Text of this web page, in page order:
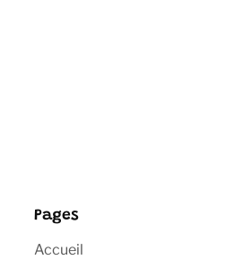
Pages
Accueil